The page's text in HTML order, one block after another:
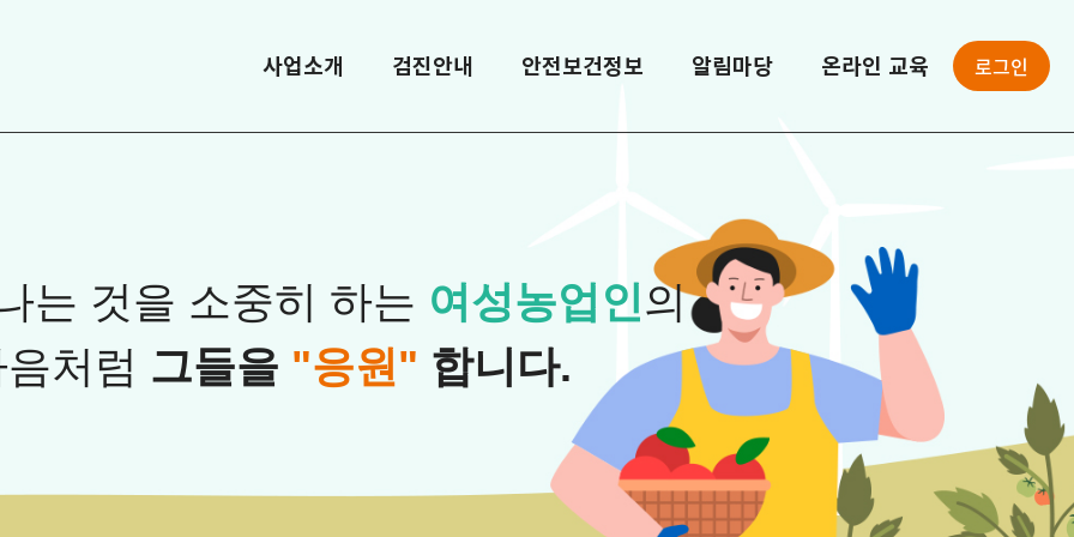
사업소개 검진안내 안전보건정보 알림마당 온라인 교육 로그인
는 것을 소중히 하는 여성농업인의
처럼 그들을 "응원" 합니다.